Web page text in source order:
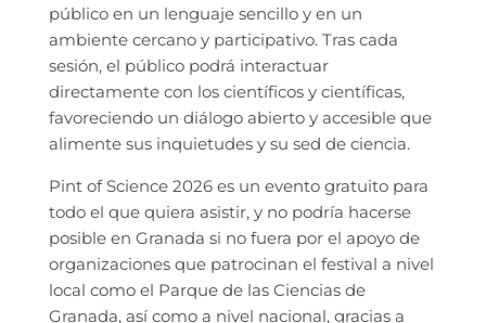
público en un lenguaje sencillo y en un
ambiente cercano y participativo. Tras cada
sesión, el público podrá interactuar
directamente con los científicos y científicas,
favoreciendo un diálogo abierto y accesible que
alimente sus inquietudes y su sed de ciencia.
Pint of Science 2026 es un evento gratuito para
todo el que quiera asistir, y no podría hacerse
posible en Granada si no fuera por el apoyo de
organizaciones que patrocinan el festival a nivel
local como el Parque de las Ciencias de
Granada, así como a nivel nacional, gracias a